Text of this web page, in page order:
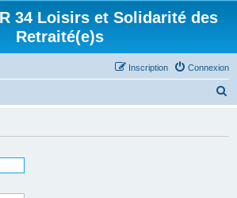
34 Loisirs et Solidarité des
Retraité(e)s
Connexion
Inscription